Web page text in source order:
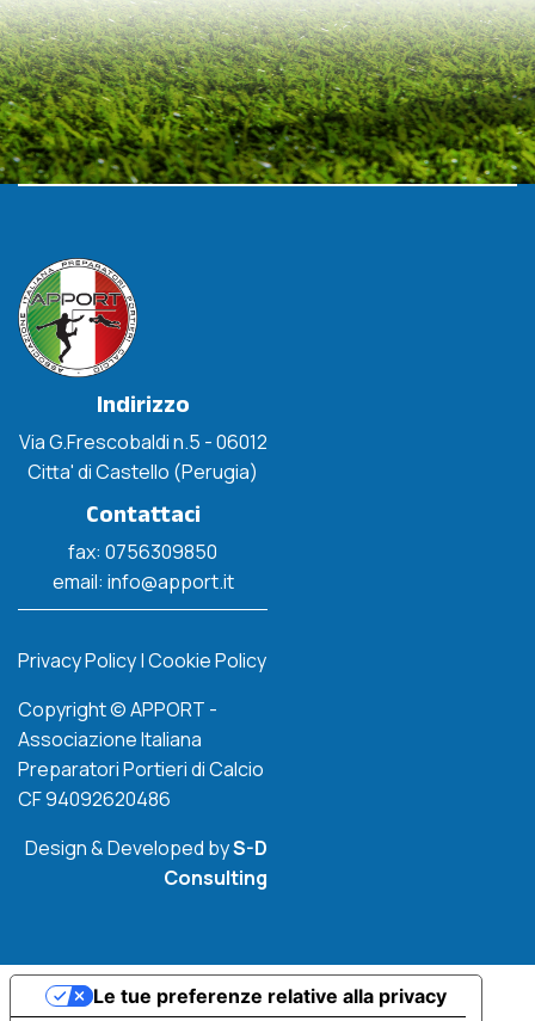
Indirizzo
Via G.Frescobaldi n.5 - 06012
Citta' di Castello (Perugia)
Contattaci
fax: 0756309850
email: info@apport.it
Privacy Policy|Cookie Policy
Copyright © APPORT -
Associazione Italiana
Preparatori Portieri di Calcio
CF 94092620486
Design & Developed byS-D
Consulting
Le tue preferenze relative alla privacy